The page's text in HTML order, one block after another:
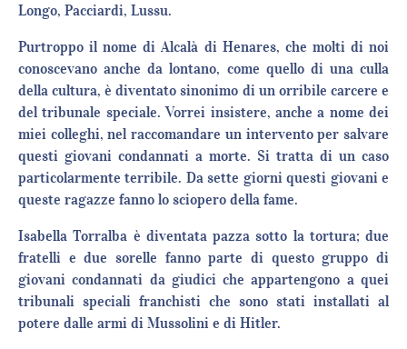
Longo, Pacciardi, Lussu.
Purtroppo il nome di Alcalà di Henares, che molti di noi
conoscevano anche da lontano, come quello di una culla
della cultura, è diventato sinonimo di un orribile carcere e
del tribunale speciale. Vorrei insistere, anche a nome dei
miei colleghi, nel raccomandare un intervento per salvare
questi giovani condannati a morte. Si tratta di un caso
particolarmente terribile. Da sette giorni questi giovani e
queste ragazze fanno lo sciopero della fame.
Isabella Torralba è diventata pazza sotto la tortura; due
fratelli e due sorelle fanno parte di questo gruppo di
giovani condannati da giudici che appartengono a quei
tribunali speciali franchisti che sono stati installati al
potere dalle armi di Mussolini e di Hitler.